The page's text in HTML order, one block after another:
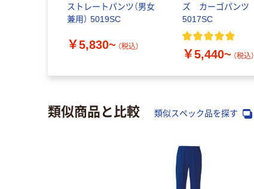
ストレートパンツ（男女
兼用） 5019SC
￥5,830~ （税込）
ズ カーゴパンツ
5017SC
￥5,440~ （税込）
類似商品と比較 類似スペック品を探す